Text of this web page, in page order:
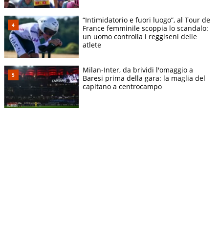
“Intimidatorio e fuori luogo”, al Tour de
France femminile scoppia lo scandalo:
un uomo controlla i reggiseni delle
atlete
Milan-Inter, da brividi l'omaggio a
Baresi prima della gara: la maglia del
capitano a centrocampo